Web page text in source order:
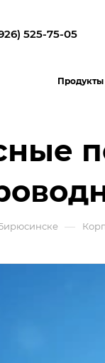
525-75-05
Продукты
—